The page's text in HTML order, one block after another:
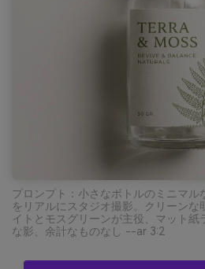
プロンプト：小さなボトルのミニマル
をリアルにスタジオ撮影。クリーンな
イトとモスグリーンが主役、マット紙
な影、余計なものなし --ar 3:2